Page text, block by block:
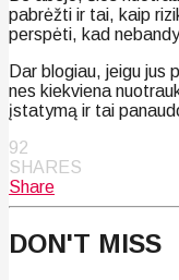
pabrėžti ir tai, kaip
perspėti, kad
Dar blogiau, jeigu jus
nes kiekviena
įstatymą ir tai
92
SHARES
Share
DON'T MISS